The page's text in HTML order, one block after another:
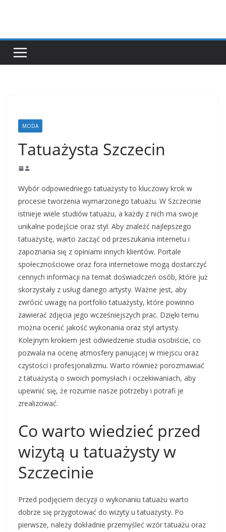
MODA
Tatuażysta Szczecin
Wybór odpowiedniego tatuażysty to kluczowy krok w
procesie tworzenia wymarzonego tatuażu. W Szczecinie
istnieje wiele studiów tatuażu, a każdy z nich ma swoje
unikalne podejście oraz styl. Aby znaleźć najlepszego
tatuażystę, warto zacząć od przeszukania internetu i
zapoznania się z opiniami innych klientów. Portale
społecznościowe oraz fora internetowe mogą dostarczyć
cennych informacji na temat doświadczeń osób, które już
skorzystały z usług danego artysty. Ważne jest, aby
zwrócić uwagę na portfolio tatuażysty, które powinno
zawierać zdjęcia jego wcześniejszych prac. Dzięki temu
można ocenić jakość wykonania oraz styl artysty.
Kolejnym krokiem jest odwiedzenie studia osobiście, co
pozwala na ocenę atmosfery panującej w miejscu oraz
czystości i profesjonalizmu. Warto również porozmawiać
z tatuażystą o swoich pomysłach i oczekiwaniach, aby
upewnić się, że rozumie nasze potrzeby i potrafi je
zrealizować.
Co warto wiedzieć przed
wizytą u tatuażysty w
Szczecinie
Przed podjęciem decyzji o wykonaniu tatuażu warto
dobrze się przygotować do wizyty u tatuażysty. Po
pierwsze, należy dokładnie przemyśleć wzór tatuażu oraz